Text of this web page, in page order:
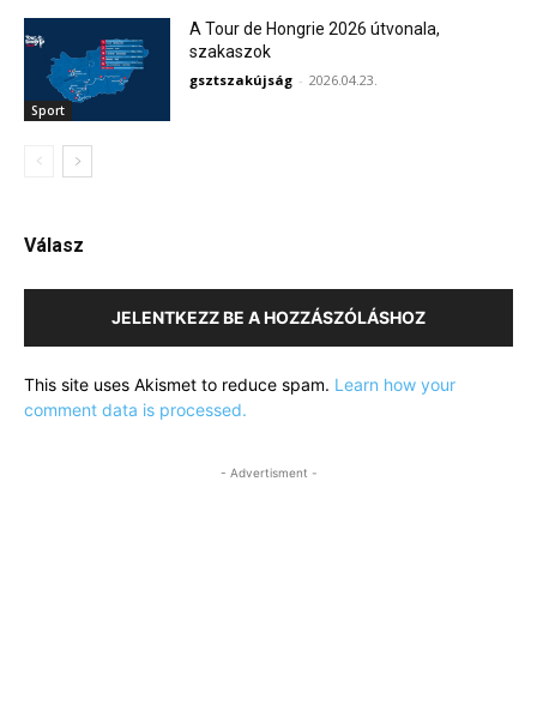
Sport
A Tour de Hongrie 2026 útvonala,
szakaszok
gsztszakújság - 2026.04.23.
Válasz
JELENTKEZZ BE A HOZZÁSZÓLÁSHOZ
This site uses Akismet to reduce spam. Learn how your
comment data is processed.
- Advertisment -